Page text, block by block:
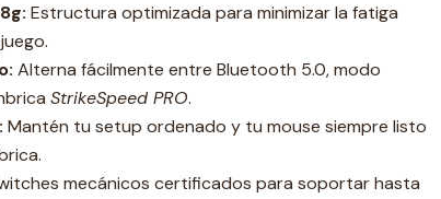
Estructura optimizada para minimizar la fatiga
Alterna fácilmente entre Bluetooth 5.0, modo
StrikeSpeed PRO.
Mantén tu setup ordenado y tu mouse siempre listo
mecánicos certificados para soportar hasta